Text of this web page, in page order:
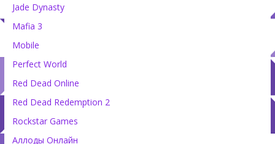
Jade Dynasty
Mafia 3
Mobile
Perfect World
Red Dead Online
Red Dead Redemption 2
Rockstar Games
Аллоды Онлайн